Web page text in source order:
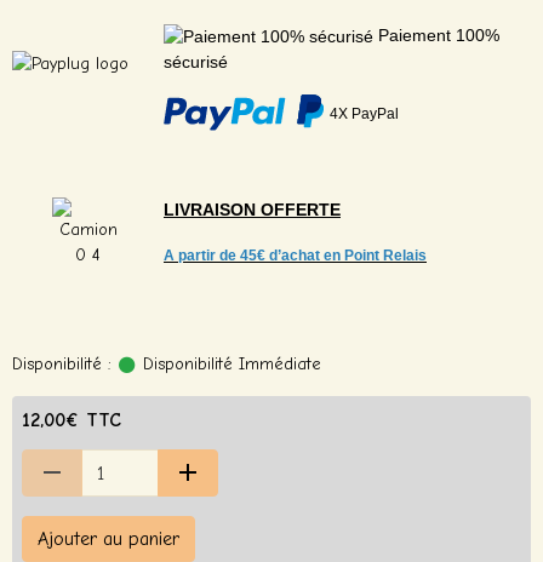
Paiement 100%
sécurisé
4X PayPal
LIVRAISON OFFERTE
A partir de 45€ d’achat en Point Relais
Disponibilité : Disponibilité Immédiate
12,00€ TTC
Ajouter au panier